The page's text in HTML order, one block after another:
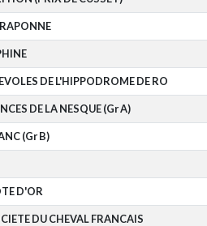
DE L'HIPPODROME DE RO
DE LA NESQUE (Gr A)
(Gr B)
D'OR
DU CHEVAL FRANCAIS